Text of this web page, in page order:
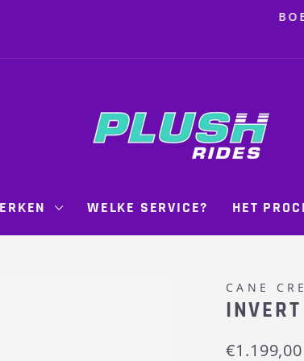
slideshow
en zorg dat je
WELKE SERVICE? HET
CANE
INVERT
Regular
€1.199,00